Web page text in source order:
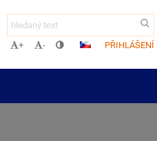
+ - PŘIHLÁŠENÍ